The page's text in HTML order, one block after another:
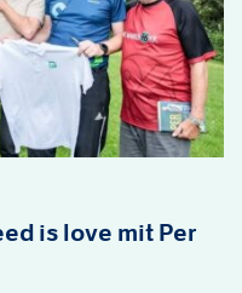
is love mit Per